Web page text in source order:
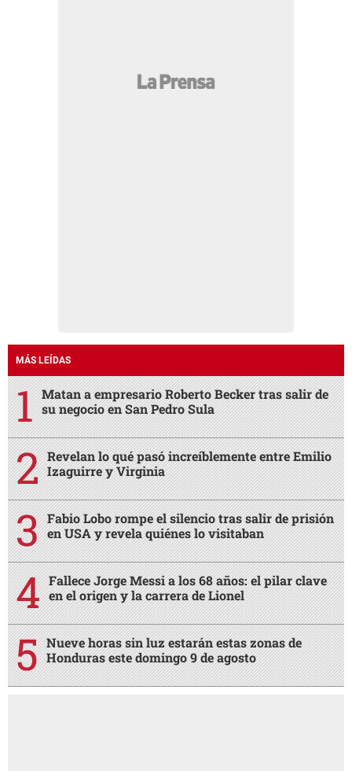
MÁS LEÍDAS
Matan a empresario Roberto Becker tras salir de
su negocio en San Pedro Sula
Revelan lo qué pasó increíblemente entre Emilio
Izaguirre y Virginia
Fabio Lobo rompe el silencio tras salir de prisión
en USA y revela quiénes lo visitaban
Fallece Jorge Messi a los 68 años: el pilar clave
en el origen y la carrera de Lionel
Nueve horas sin luz estarán estas zonas de
Honduras este domingo 9 de agosto